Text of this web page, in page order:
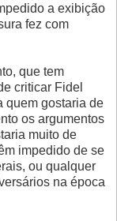
a exibição
fez com
que tem
criticar Fidel
quem gostaria de
os argumentos
muito de
impedido de se
ou qualquer
na época